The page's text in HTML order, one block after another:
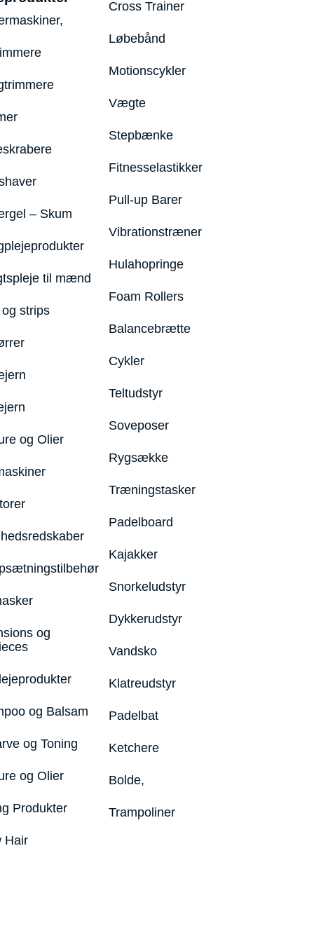
– Skum
til mænd
strips
og Olier
og
og Balsam
og Toning
og Olier
Produkter
Hair
Cross Trainer
Løbebånd
Motionscykler
Vægte
Stepbænke
Fitnesselastikker
Pull-up Barer
Vibrationstræner
Hulahopringe
Foam Rollers
Balancebrætte
Cykler
Teltudstyr
Soveposer
Rygsække
Træningstasker
Padelboard
Kajakker
Snorkeludstyr
Dykkerudstyr
Vandsko
Klatreudstyr
Padelbat
Ketchere
Bolde,
Trampoliner